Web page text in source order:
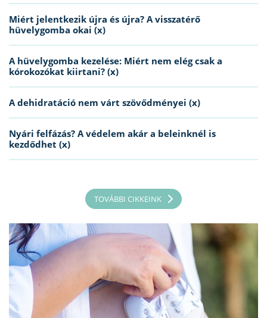
Miért jelentkezik újra és újra? A visszatérő
hüvelygomba okai (x)
A hüvelygomba kezelése: Miért nem elég csak a
kórokozókat kiirtani? (x)
A dehidratáció nem várt szövődményei (x)
Nyári felfázás? A védelem akár a beleinknél is
kezdődhet (x)
TOVÁBBI CIKKEINK